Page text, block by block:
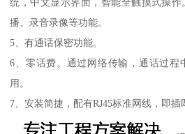
播、录音录像等功能。
5、有通话保密功能。
6、零话费。通过网络传输，通话过程
用。
7、安装简捷，配有RJ45标准网线，即插